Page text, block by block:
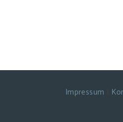
Impressum